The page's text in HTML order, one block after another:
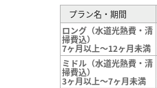
プラン名・期間
ロング（水道光熱費・清
掃費込）
7ヶ月以上～12ヶ月未満
ミドル（水道光熱費・清
掃費込）
3ヶ月以上～7ヶ月未満